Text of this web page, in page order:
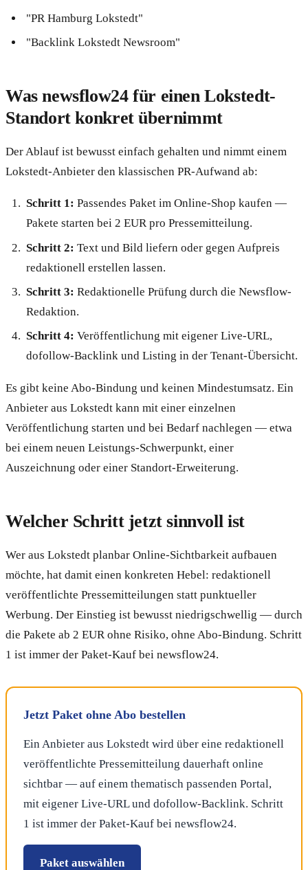
"PR Hamburg Lokstedt"
"Backlink Lokstedt Newsroom"
Was newsflow24 für einen Lokstedt-
Standort konkret übernimmt
Der Ablauf ist bewusst einfach gehalten und nimmt einem
Lokstedt-Anbieter den klassischen PR-Aufwand ab:
Schritt 1: Passendes Paket im Online-Shop kaufen —
Pakete starten bei 2 EUR pro Pressemitteilung.
Schritt 2: Text und Bild liefern oder gegen Aufpreis
redaktionell erstellen lassen.
Schritt 3: Redaktionelle Prüfung durch die Newsflow-
Redaktion.
Schritt 4: Veröffentlichung mit eigener Live-URL,
dofollow-Backlink und Listing in der Tenant-Übersicht.
Es gibt keine Abo-Bindung und keinen Mindestumsatz. Ein
Anbieter aus Lokstedt kann mit einer einzelnen
Veröffentlichung starten und bei Bedarf nachlegen — etwa
bei einem neuen Leistungs-Schwerpunkt, einer
Auszeichnung oder einer Standort-Erweiterung.
Welcher Schritt jetzt sinnvoll ist
Wer aus Lokstedt planbar Online-Sichtbarkeit aufbauen
möchte, hat damit einen konkreten Hebel: redaktionell
veröffentlichte Pressemitteilungen statt punktueller
Werbung. Der Einstieg ist bewusst niedrigschwellig — durch
die Pakete ab 2 EUR ohne Risiko, ohne Abo-Bindung. Schritt
1 ist immer der Paket-Kauf bei newsflow24.
Jetzt Paket ohne Abo bestellen
Ein Anbieter aus Lokstedt wird über eine redaktionell
veröffentlichte Pressemitteilung dauerhaft online
sichtbar — auf einem thematisch passenden Portal,
mit eigener Live-URL und dofollow-Backlink. Schritt
1 ist immer der Paket-Kauf bei newsflow24.
Paket auswählen